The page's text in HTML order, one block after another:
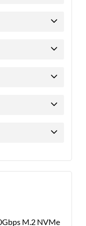
M.2 NVMe